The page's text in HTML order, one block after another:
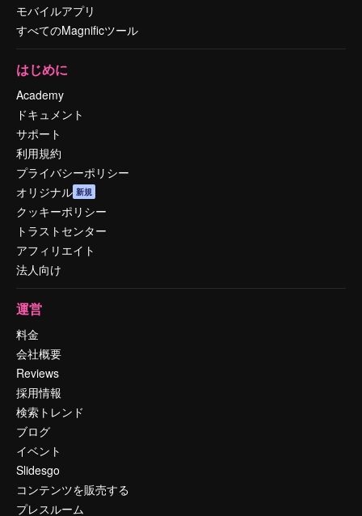
モバイルアプリ
すべてのMagnificツール
はじめに
Academy
ドキュメント
サポート
利用規約
プライバシーポリシー
オリジナル 新規
クッキーポリシー
トラストセンター
アフィリエイト
法人向け
運営
料金
会社概要
Reviews
採用情報
検索トレンド
ブログ
イベント
Slidesgo
コンテンツを販売する
プレスルーム